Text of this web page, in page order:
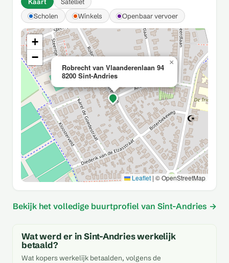
Scholen
Winkels Openbaar vervoer
Robrecht van Vlaanderenlaan 94
8200 Sint-Andries
×
+
−
Leaflet | © OpenStreetMap
Bekijk het volledige buurtprofiel van Sint-Andries →
Wat werd er in Sint-Andries werkelijk
betaald?
Wat kopers werkelijk betaalden, volgens de